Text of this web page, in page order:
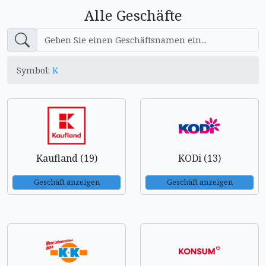
Alle Geschäfte
Symbol: K
Kaufland (19)
Geschäft anzeigen
KODi (13)
Geschäft anzeigen